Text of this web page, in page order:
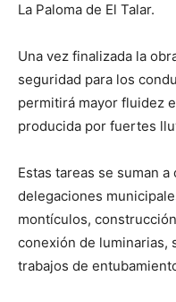
La Paloma de El Talar.
Una vez finalizada la
seguridad para los
permitirá mayor fluidez
producida por fuertes
Estas tareas se suman
delegaciones
montículos,
conexión de luminarias,
trabajos de